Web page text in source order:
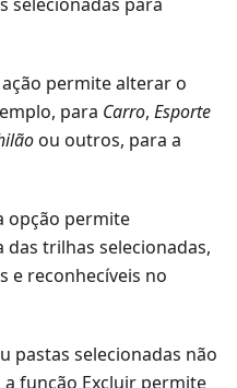
permite alterar o
para Carro, Esporte
ou outros, para a
opção permite
trilhas selecionadas,
e reconhecíveis no
pastas selecionadas não
função Excluir permite